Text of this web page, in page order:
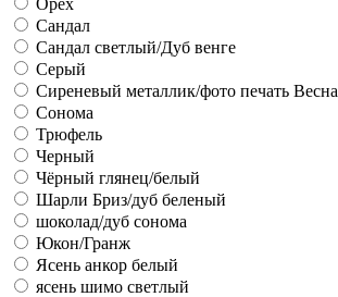
Сандал
Сандал светлый/Дуб венге
Серый
Сиреневый металлик/фото печать Весна
Сонома
Трюфель
Черный
Чёрный глянец/белый
Шарли Бриз/дуб беленый
шоколад/дуб сонома
Юкон/Гранж
Ясень анкор белый
ясень шимо светлый